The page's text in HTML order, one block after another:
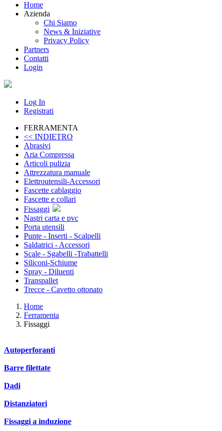
Home
Azienda
Chi Siamo
News & Iniziative
Privacy Policy
Partners
Contatti
Login
Log In
Registrati
FERRAMENTA
<< INDIETRO
Abrasivi
Aria Compressa
Articoli pulizia
Attrezzatura manuale
Elettroutensili-Accessori
Fascette cablaggio
Fascette e collari
Fissaggi
Nastri carta e pvc
Porta utensili
Punte - Inserti - Scalpelli
Saldatrici - Accessori
Scale - Sgabelli -Trabattelli
Siliconi-Schiume
Spray - Diluenti
Transpallet
Trecce - Cavetto ottonato
Home
Ferramenta
Fissaggi
Autoperforanti
Barre filettate
Dadi
Distanziatori
Fissaggi a induzione